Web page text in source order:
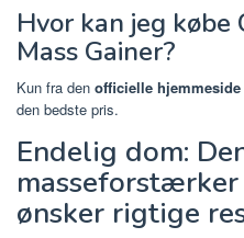
Hvor kan jeg købe
Mass Gainer?
Kun fra den officielle hjemmeside
den bedste pris.
Endelig dom:
ønsker rigtige